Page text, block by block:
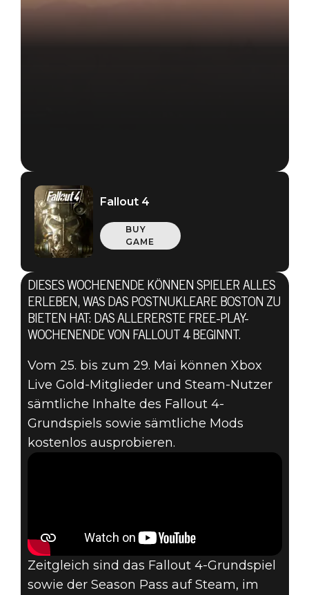
24. Mai 2017
FALLOUT 4 –
FREE-PLAY-
STEAM
Fallout 4
BUY
GAME
DIESES WOCHENENDE KÖNNEN SPIELER ALLES
ERLEBEN, WAS DAS POSTNUKLEARE BOSTON ZU
BIETEN HAT: DAS ALLERERSTE FREE-PLAY-
WOCHENENDE VON FALLOUT 4 BEGINNT.
Vom 25. bis zum 29. Mai können Xbox
Live Gold-Mitglieder und Steam-Nutzer
sämtliche Inhalte des Fallout 4-
Grundspiels sowie sämtliche Mods
kostenlos ausprobieren.
Zeitgleich sind das Fallout 4-Grundspiel
sowie der Season Pass auf Steam, im